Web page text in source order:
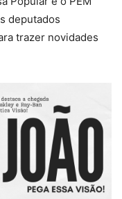
deputados
trazer novidades